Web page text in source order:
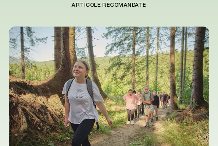
ARTICOLE RECOMANDATE